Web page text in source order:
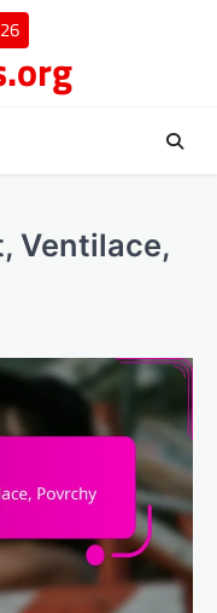
Ventilace,